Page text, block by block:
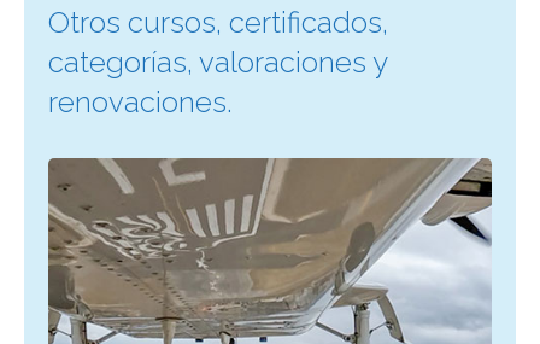
Otros cursos, certificados,
categorías, valoraciones y
renovaciones.